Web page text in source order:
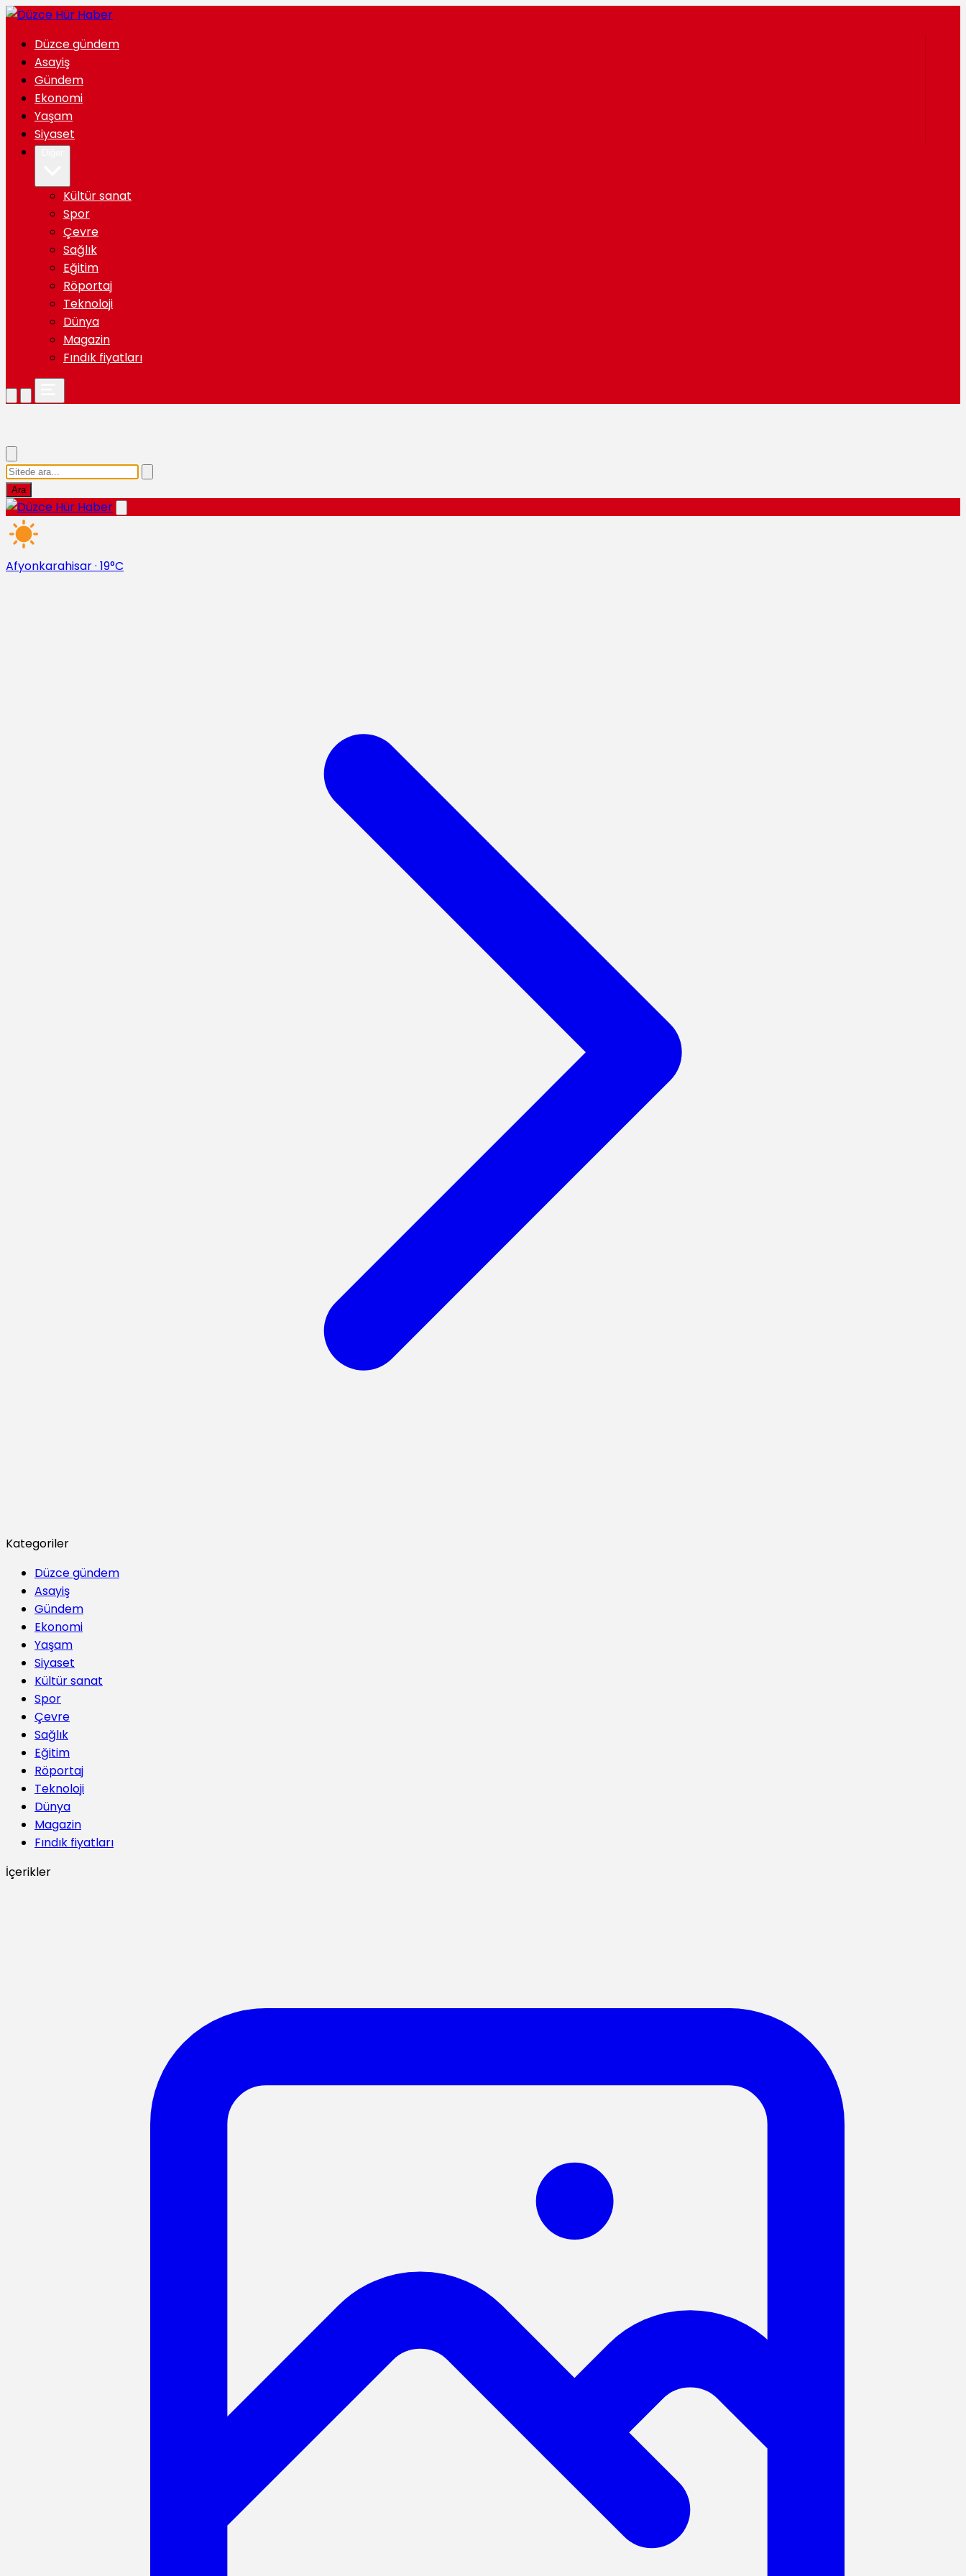
Düzce gündem
Asayiş
Gündem
Ekonomi
Yaşam
Siyaset
Kültür sanat
Spor
Çevre
Sağlık
Eğitim
Röportaj
Teknoloji
Dünya
Magazin
Fındık fiyatları
Ara
Afyonkarahisar· 19°C
Kategoriler
Düzce gündem
Asayiş
Gündem
Ekonomi
Yaşam
Siyaset
Kültür sanat
Spor
Çevre
Sağlık
Eğitim
Röportaj
Teknoloji
Dünya
Magazin
Fındık fiyatları
İçerikler